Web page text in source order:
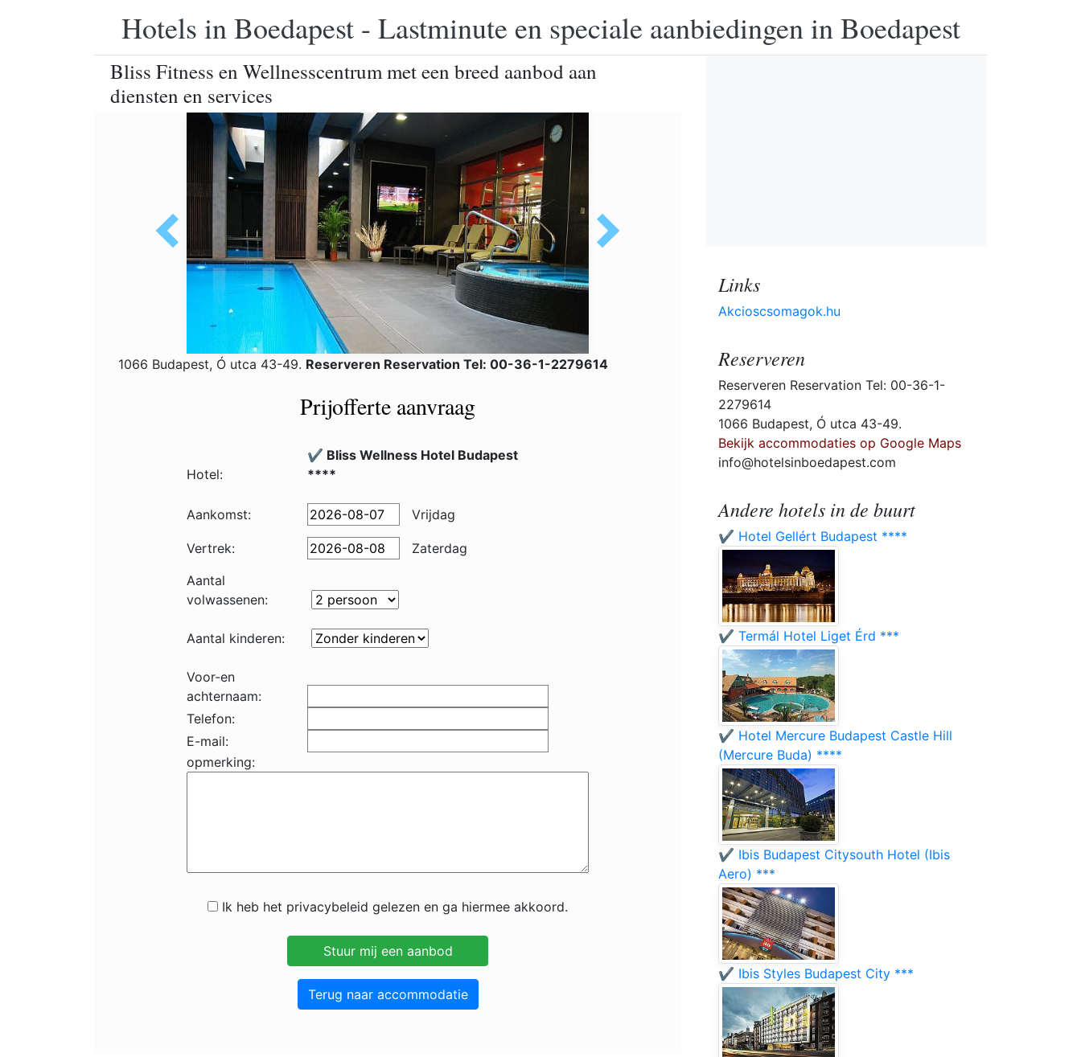
Hotels in Boedapest - Lastminute en speciale aanbiedingen in Boedapest
Bliss Fitness en Wellnesscentrum met een breed aanbod aan
diensten en services
1066 Budapest, Ó utca 43-49. Reserveren Reservation Tel: 00-36-1-2279614
Prijofferte aanvraag
Hotel:
✔️ Bliss Wellness Hotel Budapest
****
Aankomst: Vrijdag
Vertrek:
Zaterdag
Aantal
volwassenen:
Aantal kinderen:
Voor-en
achternaam:
Telefon:
E-mail:
opmerking:
Ik heb het privacybeleid gelezen en ga hiermee akkoord.
Terug naar accommodatie
Links
Akcioscsomagok.hu
Reserveren
Reserveren Reservation Tel: 00-36-1-
2279614
1066 Budapest, Ó utca 43-49.
Bekijk accommodaties op Google Maps
info@hotelsinboedapest.com
Andere hotels in de buurt
✔️ Hotel Gellért Budapest ****
✔️ Termál Hotel Liget Érd ***
✔️ Hotel Mercure Budapest Castle Hill
(Mercure Buda) ****
✔️ Ibis Budapest Citysouth Hotel (Ibis
Aero) ***
✔️ Ibis Styles Budapest City ***